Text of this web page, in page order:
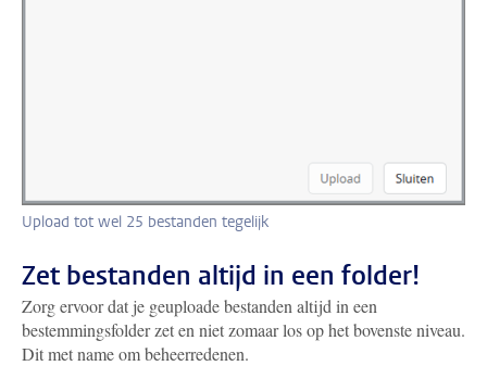
Upload tot wel 25 bestanden tegelijk
Zet bestanden altijd in een folder!
Zorg ervoor dat je geuploade bestanden altijd in een
bestemmingsfolder zet en niet zomaar los op het bovenste niveau.
Dit met name om beheerredenen.